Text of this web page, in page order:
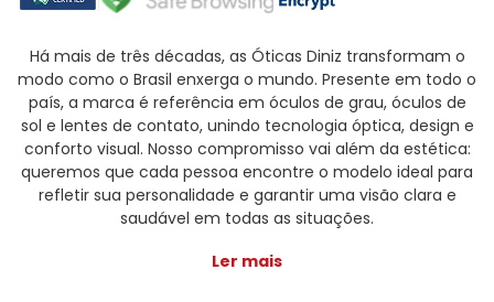
Há mais de três décadas, as Óticas Diniz transformam o
modo como o Brasil enxerga o mundo. Presente em todo o
país, a marca é referência em óculos de grau, óculos de
sol e lentes de contato, unindo tecnologia óptica, design e
conforto visual. Nosso compromisso vai além da estética:
queremos que cada pessoa encontre o modelo ideal para
refletir sua personalidade e garantir uma visão clara e
saudável em todas as situações.
Ler mais